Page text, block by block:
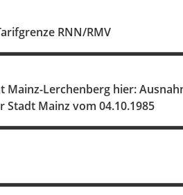
RNN/RMV
Mainz-Lerchenberg hier:
Mainz vom 04.10.1985